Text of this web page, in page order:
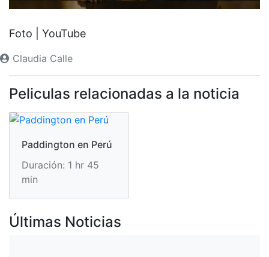
Foto | YouTube
Claudia Calle
Peliculas relacionadas a la noticia
Paddington en Perú
Duración: 1 hr 45
min
Últimas Noticias